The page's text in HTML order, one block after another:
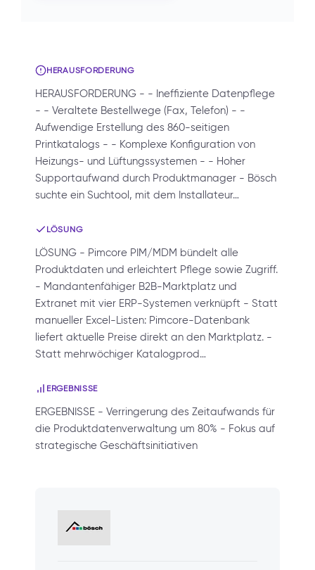
HERAUSFORDERUNG
HERAUSFORDERUNG - - Ineffiziente Datenpflege
- - Veraltete Bestellwege (Fax, Telefon) - -
Aufwendige Erstellung des 860-seitigen
Printkatalogs - - Komplexe Konfiguration von
Heizungs- und Lüftungssystemen - - Hoher
Supportaufwand durch Produktmanager - Bösch
suchte ein Suchtool, mit dem Installateur…
LÖSUNG
LÖSUNG - Pimcore PIM/MDM bündelt alle
Produktdaten und erleichtert Pflege sowie Zugriff.
- Mandantenfähiger B2B-Marktplatz und
Extranet mit vier ERP-Systemen verknüpft - Statt
manueller Excel-Listen: Pimcore-Datenbank
liefert aktuelle Preise direkt an den Marktplatz. -
Statt mehrwöchiger Katalogprod…
ERGEBNISSE
ERGEBNISSE - Verringerung des Zeitaufwands für
die Produktdatenverwaltung um 80% - Fokus auf
strategische Geschäftsinitiativen